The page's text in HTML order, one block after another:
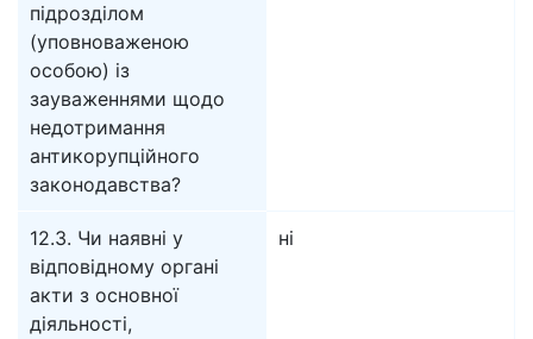
підрозділом
(уповноваженою
особою) із
зауваженнями щодо
недотримання
антикорупційного
законодавства?
12.3. Чи наявні у
відповідному органі
акти з основної
діяльності,
ні